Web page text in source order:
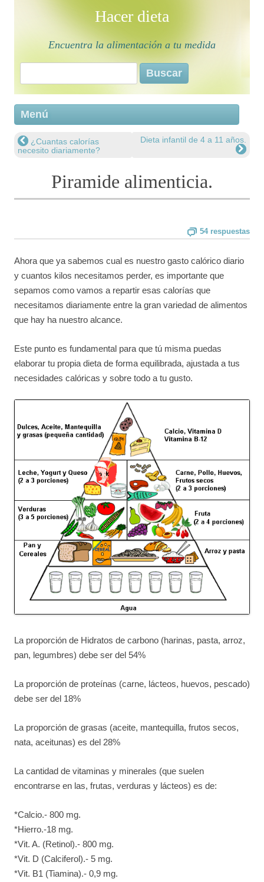
Hacer dieta
Encuentra la alimentación a tu medida
Buscar:
Menú
Navegación de entradas
¿Cuantas calorí­as
necesito diariamente?
Dieta infantil de 4 a 11 años.
Piramide alimenticia.
54 respuestas
Ahora que ya sabemos cual es nuestro gasto calórico diario
y cuantos kilos necesitamos perder, es importante que
sepamos como vamos a repartir esas calorías que
necesitamos diariamente entre la gran variedad de alimentos
que hay ha nuestro alcance.
Este punto es fundamental para que tú misma puedas
elaborar tu propia dieta de forma equilibrada, ajustada a tus
necesidades calóricas y sobre todo a tu gusto.
La proporción de Hidratos de carbono (harinas, pasta, arroz,
pan, legumbres) debe ser del 54%
La proporción de proteínas (carne, lácteos, huevos, pescado)
debe ser del 18%
La proporción de grasas (aceite, mantequilla, frutos secos,
nata, aceitunas) es del 28%
La cantidad de vitaminas y minerales (que suelen
encontrarse en las, frutas, verduras y lácteos) es de:
*Calcio.- 800 mg.
*Hierro.-18 mg.
*Vit. A. (Retinol).- 800 mg.
*Vit. D (Calciferol).- 5 mg.
*Vit. B1 (Tiamina).- 0,9 mg.